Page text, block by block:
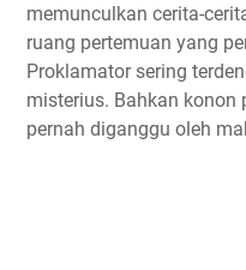
memunculkan cerita-
ruang pertemuan yang
Proklamator sering
misterius. Bahkan konon
pernah diganggu oleh